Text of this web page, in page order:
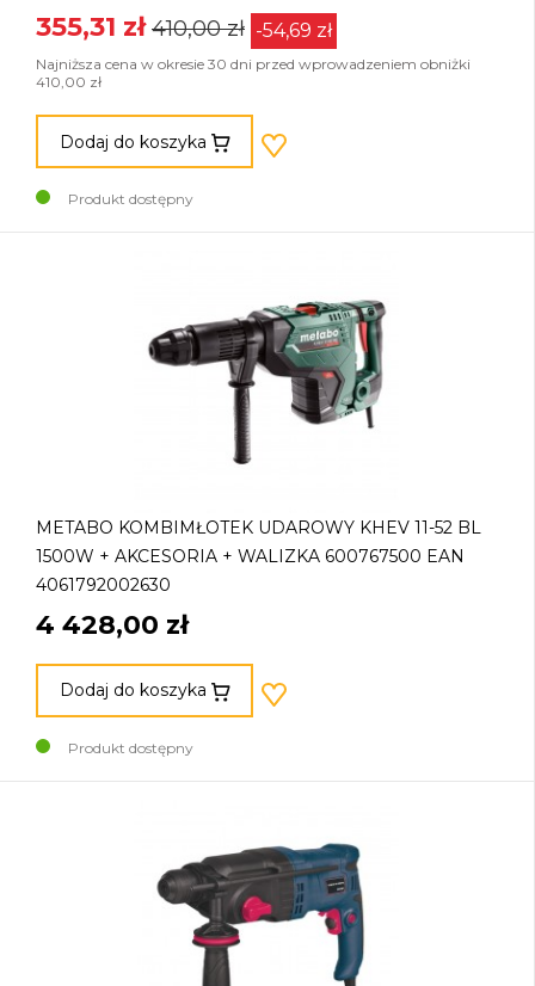
355,31 zł 410,00 zł -54,69 zł
Najniższa cena w okresie 30 dni przed wprowadzeniem obniżki
410,00 zł
Dodaj do koszyka
Produkt dostępny
METABO KOMBIMŁOTEK UDAROWY KHEV 11-52 BL
1500W + AKCESORIA + WALIZKA 600767500 EAN
4061792002630
4 428,00 zł
Dodaj do koszyka
Produkt dostępny